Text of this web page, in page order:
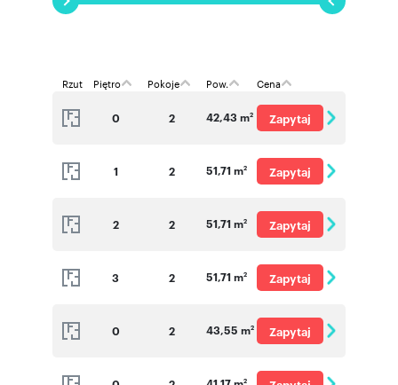
Rzut Piętro Pokoje Pow. Cena
0 2 42,43 m2
Zapytaj
1 2 51,71 m2
Zapytaj
2 2 51,71 m2
Zapytaj
3 2 51,71 m2
Zapytaj
0 2 43,55 m2
Zapytaj
2